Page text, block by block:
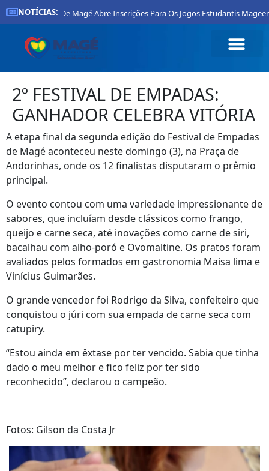
NOTÍCIAS:
Prefeitura De Magé Abre Inscrições Para Os Jogos Estudantis Mageenses
2º FESTIVAL DE EMPADAS:
GANHADOR CELEBRA VITÓRIA
A etapa final da segunda edição do Festival de Empadas
de Magé aconteceu neste domingo (3), na Praça de
Andorinhas, onde os 12 finalistas disputaram o prêmio
principal.
O evento contou com uma variedade impressionante de
sabores, que incluíam desde clássicos como frango,
queijo e carne seca, até inovações como carne de siri,
bacalhau com alho-poró e Ovomaltine. Os pratos foram
avaliados pelos formados em gastronomia Maisa lima e
Vinícius Guimarães.
O grande vencedor foi Rodrigo da Silva, confeiteiro que
conquistou o júri com sua empada de carne seca com
catupiry.
“Estou ainda em êxtase por ter vencido. Sabia que tinha
dado o meu melhor e fico feliz por ter sido
reconhecido”, declarou o campeão.
Fotos: Gilson da Costa Jr